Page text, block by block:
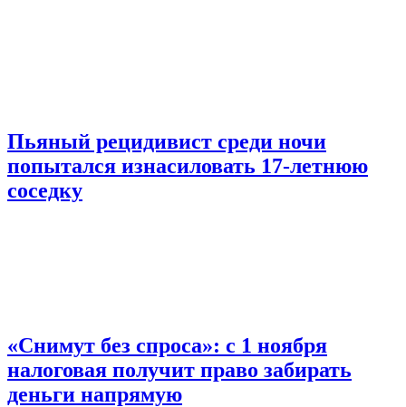
Пьяный рецидивист среди ночи
попытался изнасиловать 17-летнюю
соседку
«Снимут без спроса»: с 1 ноября
налоговая получит право забирать
деньги напрямую